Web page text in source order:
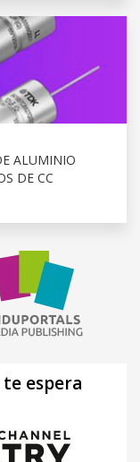
ALUMINIO
DE CC
espera